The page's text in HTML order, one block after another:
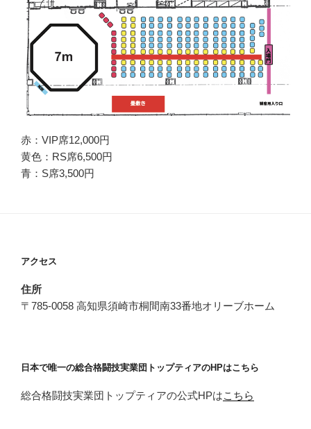
赤：VIP席12,000円
黄色：RS席6,500円
青：S席3,500円
アクセス
住所
〒785-0058 高知県須崎市桐間南33番地オリーブホーム
日本で唯一の総合格闘技実業団トップティアのHPはこちら
総合格闘技実業団トップティアの公式HPはこちら